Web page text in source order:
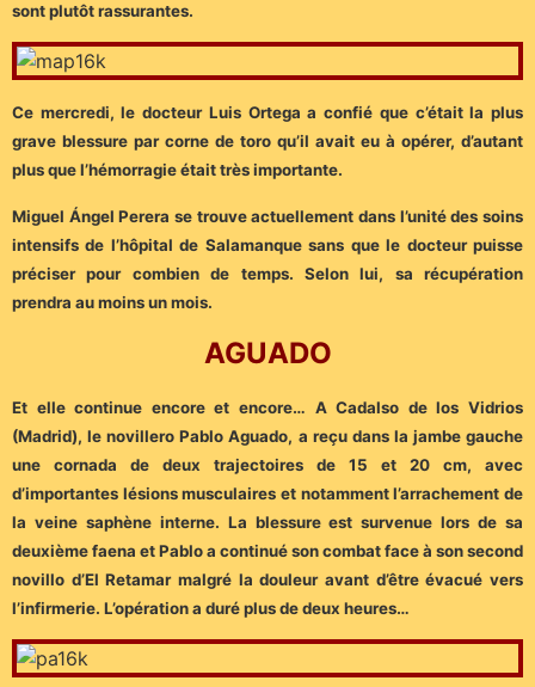
sont plutôt rassurantes.
Ce mercredi, le docteur Luis Ortega a confié que c’était la plus
grave blessure par corne de toro qu’il avait eu à opérer, d’autant
plus que l’hémorragie était très importante.
Miguel Ángel Perera se trouve actuellement dans l’unité des soins
intensifs de l’hôpital de Salamanque sans que le docteur puisse
préciser pour combien de temps. Selon lui, sa récupération
prendra au moins un mois.
AGUADO
Et elle continue encore et encore… A Cadalso de los Vidrios
(Madrid), le novillero Pablo Aguado, a reçu dans la jambe gauche
une cornada de deux trajectoires de 15 et 20 cm, avec
d’importantes lésions musculaires et notamment l’arrachement de
la veine saphène interne. La blessure est survenue lors de sa
deuxième faena et Pablo a continué son combat face à son second
novillo d’El Retamar malgré la douleur avant d’être évacué vers
l’infirmerie. L’opération a duré plus de deux heures…